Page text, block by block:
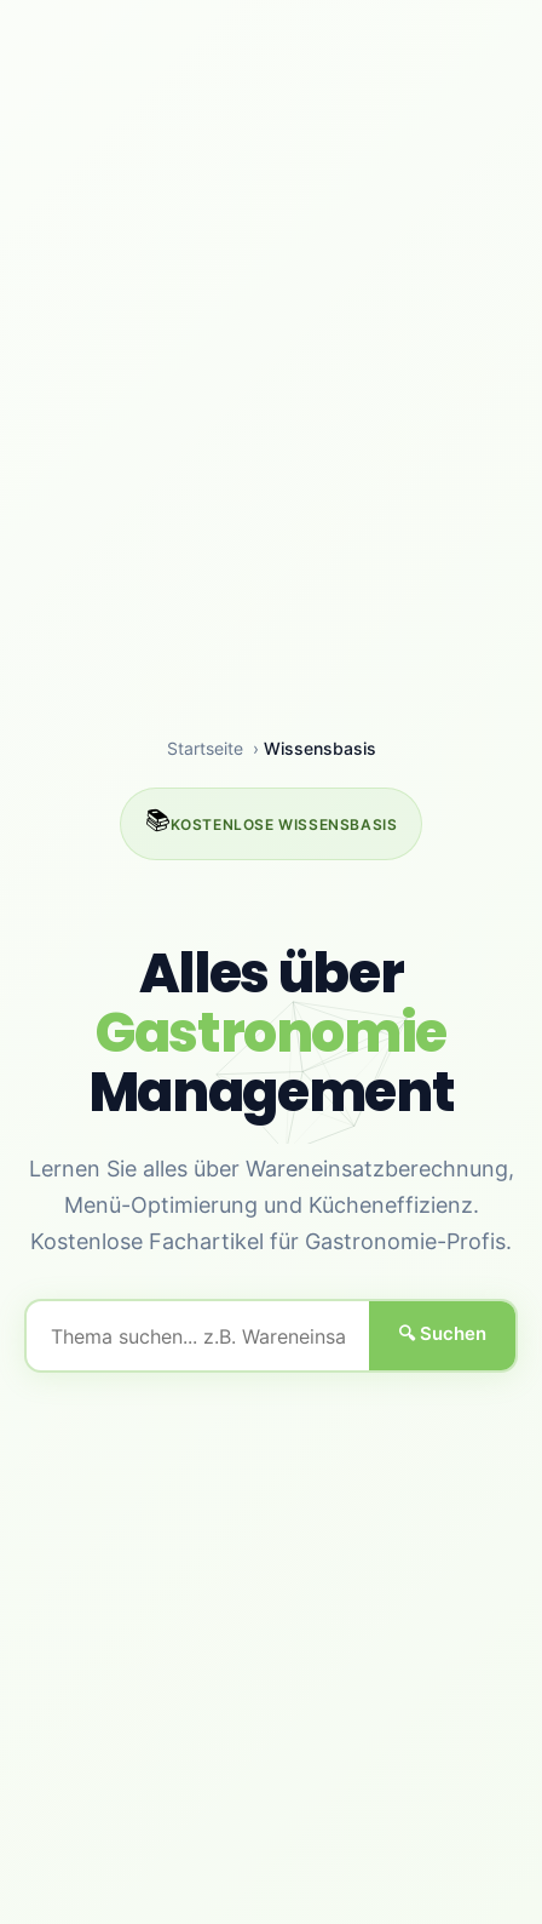
Startseite › Wissensbasis
📚KOSTENLOSE WISSENSBASIS
Alles über
Gastronomie
Management
Lernen Sie alles über Wareneinsatzberechnung,
Menü-Optimierung und Kücheneffizienz.
Kostenlose Fachartikel für Gastronomie-Profis.
🔍 Suchen